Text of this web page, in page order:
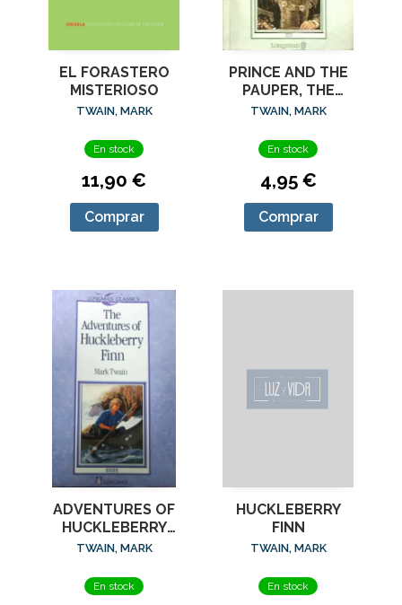
EL FORASTERO
MISTERIOSO
TWAIN, MARK
En stock
11,90 €
Comprar
PRINCE AND THE
PAUPER, THE
(STAGE 2)
TWAIN, MARK
En stock
4,95 €
Comprar
ADVENTURES OF
HUCKLEBERRY
FINN
TWAIN, MARK
En stock
HUCKLEBERRY
FINN
TWAIN, MARK
En stock